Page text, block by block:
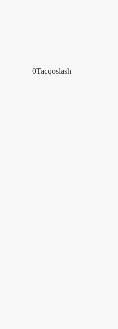
0Taqqoslash